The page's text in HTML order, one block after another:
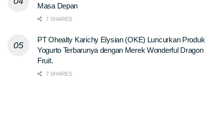
Masa Depan
7 SHARES
PT Ohealty Karichy Elysian (OKE) Luncurkan Produk
Yogurto Terbarunya dengan Merek Wonderful Dragon
Fruit.
7 SHARES